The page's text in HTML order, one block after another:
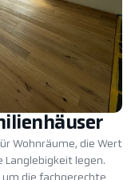
Wohnräume, die Wert
Langlebigkeit legen.